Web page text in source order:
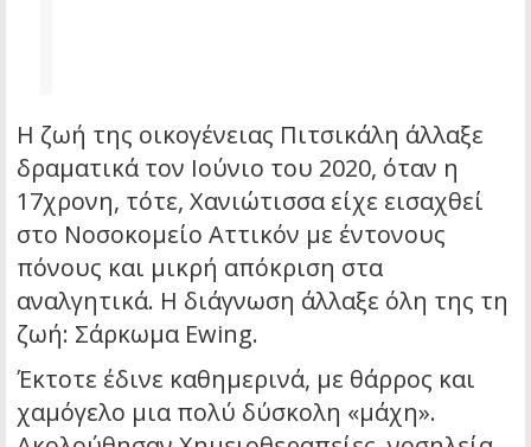
Η ζωή της οικογένειας Πιτσικάλη άλλαξε
δραματικά τον Ιούνιο του 2020, όταν η
17χρονη, τότε, Χανιώτισσα είχε εισαχθεί
στο Νοσοκομείο Αττικόν με έντονους
πόνους και μικρή απόκριση στα
αναλγητικά. Η διάγνωση άλλαξε όλη της τη
ζωή: Σάρκωμα Ewing.
Έκτοτε έδινε καθημερινά, με θάρρος και
χαμόγελο μια πολύ δύσκολη «μάχη».